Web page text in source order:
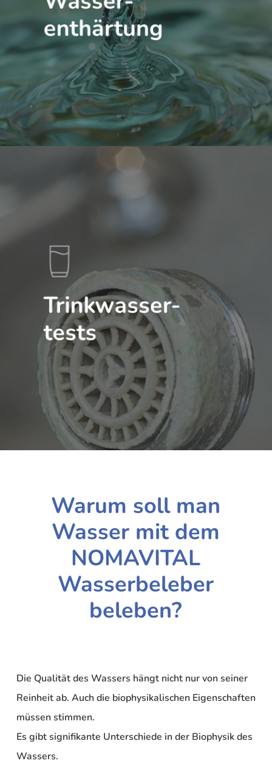
enthärtung
Trinkwasser-
tests
Warum soll man
Wasser mit dem
NOMAVITAL
Wasserbeleber
beleben?
Die Qualität des Wassers hängt nicht nur von seiner
Reinheit ab. Auch die biophysikalischen Eigenschaften
müssen stimmen.
Es gibt signifikante Unterschiede in der Biophysik des
Wassers.